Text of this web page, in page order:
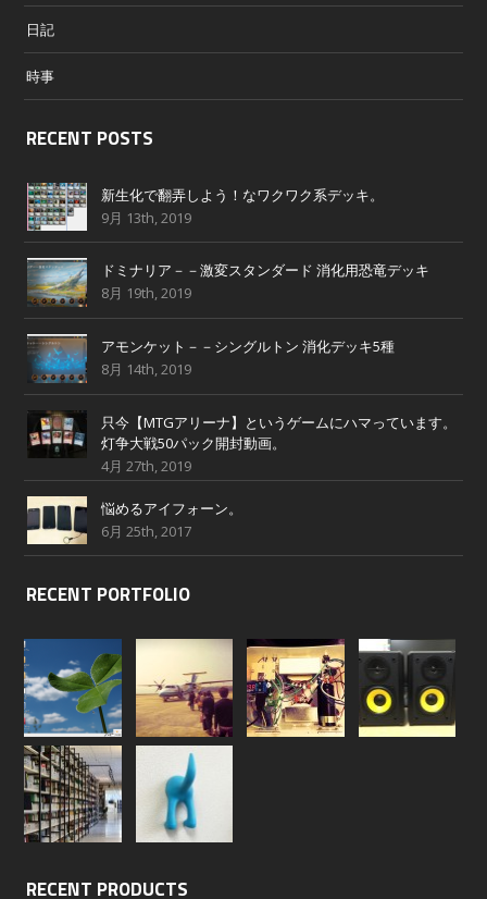
日記
時事
RECENT POSTS
新生化で翻弄しよう！なワクワク系デッキ。
9月 13th, 2019
ドミナリア－－激変スタンダード 消化用恐竜デッキ
8月 19th, 2019
アモンケット－－シングルトン 消化デッキ5種
8月 14th, 2019
只今【MTGアリーナ】というゲームにハマっています。
灯争大戦50パック開封動画。
4月 27th, 2019
悩めるアイフォーン。
6月 25th, 2017
RECENT PORTFOLIO
RECENT PRODUCTS